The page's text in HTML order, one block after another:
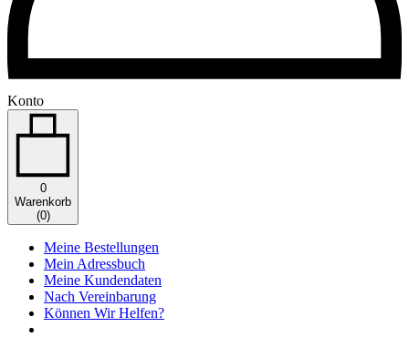
Konto
0
Warenkorb
(0)
Meine Bestellungen
Mein Adressbuch
Meine Kundendaten
Nach Vereinbarung
Können Wir Helfen?